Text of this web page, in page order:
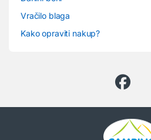
Vračilo blaga
Kako opraviti nakup?